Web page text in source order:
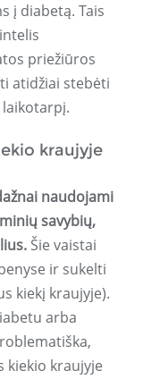
į diabetą. Tais
priežiūros
atidžiai stebėti
kraujyje
naudojami
savybių,
Šie vaistai
ir sukelti
kiekį kraujyje).
arba
kiekio kraujyje